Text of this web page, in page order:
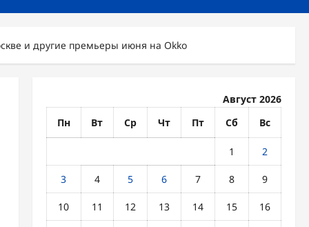
и другие премьеры июня на Okko
Август 2026
Пн
Вт Ср Чт Пт Сб Вс
1 2
3 4 5 6 7 8 9
10 11 12 13 14 15 16